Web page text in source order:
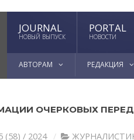
JOURNAL
НОВЫЙ ВЫПУСК
PORTAL
НОВОСТИ
АВТОРАМ РЕДАКЦИЯ
ОЧЕРКОВЫХ
(58) / 2024